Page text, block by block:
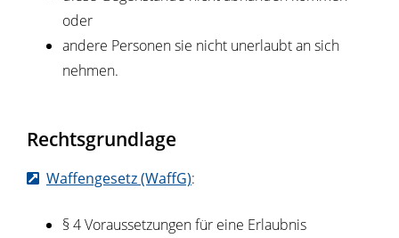
oder
andere Personen sie nicht unerlaubt an sich
nehmen.
Rechtsgrundlage
Waffengesetz (WaffG):
§ 4Voraussetzungen für eine Erlaubnis